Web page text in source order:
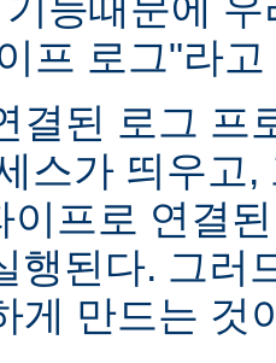
프 로그"라
결된 로그 프
스가 띄우고
이프로 연결
행된다. 그러
게 만드는 것